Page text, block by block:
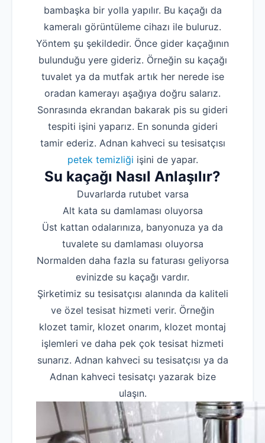
bambaşka bir yolla yapılır. Bu kaçağı da
kameralı görüntüleme cihazı ile buluruz.
Yöntem şu şekildedir. Önce gider kaçağının
bulunduğu yere gideriz. Örneğin su kaçağı
tuvalet ya da mutfak artık her nerede ise
oradan kamerayı aşağıya doğru salarız.
Sonrasında ekrandan bakarak pis su gideri
tespiti işini yaparız. En sonunda gideri
tamir ederiz. Adnan kahveci su tesisatçısı
petek temizliği işini de yapar.
Su kaçağı Nasıl Anlaşılır?
Duvarlarda rutubet varsa
Alt kata su damlaması oluyorsa
Üst kattan odalarınıza, banyonuza ya da
tuvalete su damlaması oluyorsa
Normalden daha fazla su faturası geliyorsa
evinizde su kaçağı vardır.
Şirketimiz su tesisatçısı alanında da kaliteli
ve özel tesisat hizmeti verir. Örneğin
klozet tamir, klozet onarım, klozet montaj
işlemleri ve daha pek çok tesisat hizmeti
sunarız. Adnan kahveci su tesisatçısı ya da
Adnan kahveci tesisatçı yazarak bize
ulaşın.